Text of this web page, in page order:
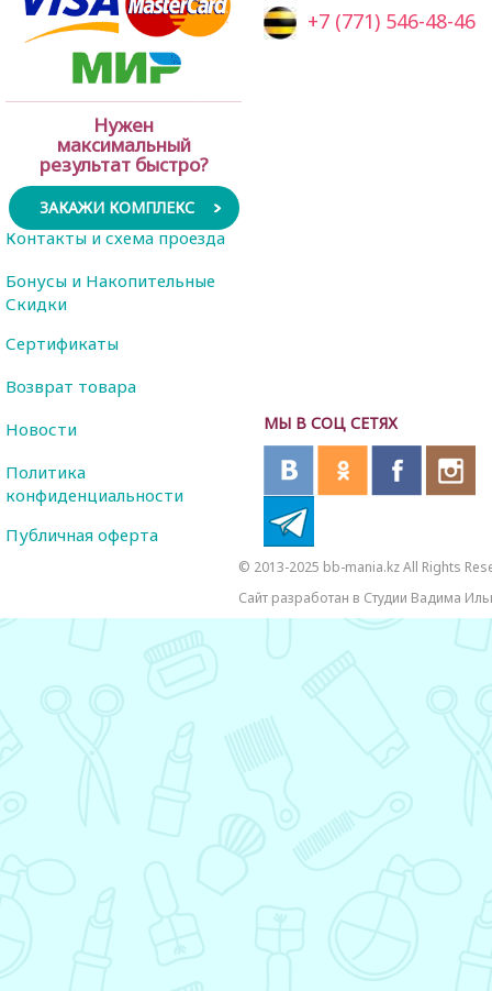
Нужен
максимальный
результат быстро?
ЗАКАЖИ КОМПЛЕКС
+7 (771) 546-48-46
МЫ В СОЦ СЕТЯХ
Контакты и схема проезда
Бонусы и Накопительные
Скидки
Сертификаты
Возврат товара
Новости
Политика
конфиденциальности
Публичная оферта
© 2013-2025 bb-mania.kz All Rights
Сайт разработан в Студии Вадима